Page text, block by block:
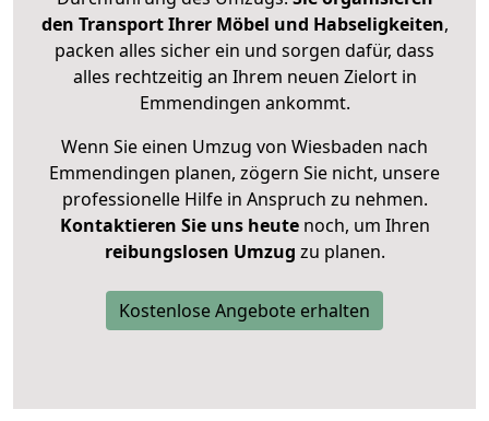
den Transport Ihrer Möbel und Habseligkeiten,
packen alles sicher ein und sorgen dafür, dass
alles rechtzeitig an Ihrem neuen Zielort in
Emmendingen ankommt.
Wenn Sie einen Umzug von Wiesbaden nach
Emmendingen planen, zögern Sie nicht, unsere
professionelle Hilfe in Anspruch zu nehmen.
Kontaktieren Sie uns heutenoch, um Ihren
reibungslosen Umzug zu planen.
Kostenlose Angebote erhalten